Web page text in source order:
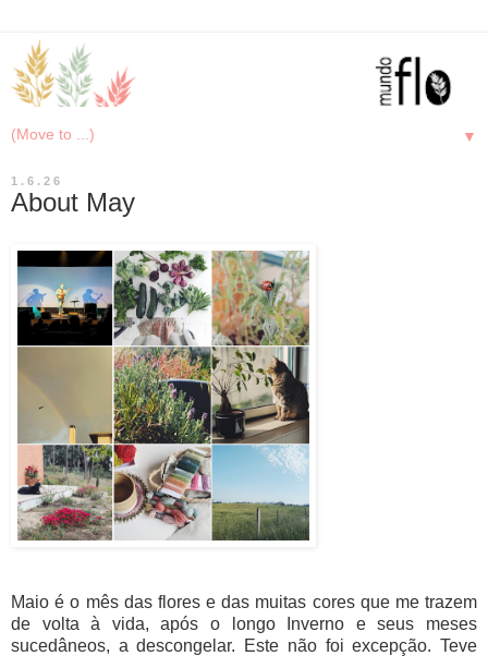
▼
1.6.26
About May
Maio é o mês das flores e das muitas cores que me trazem
de volta à vida, após o longo Inverno e seus meses
sucedâneos, a descongelar. Este não foi excepção. Teve